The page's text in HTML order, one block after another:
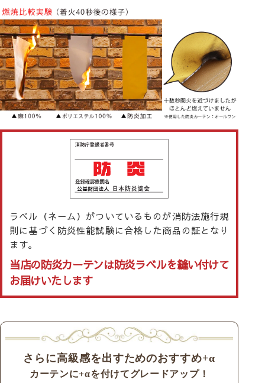
ラベル（ネーム）がついているものが消防法施行規
則に基づく防炎性能試験に合格した商品の証となり
ます。
当店の防炎カーテンは防炎ラベルを縫い付けて
お届けいたします
さらに高級感を出すためのおすすめ+α
カーテンに+αを付けてグレードアップ！